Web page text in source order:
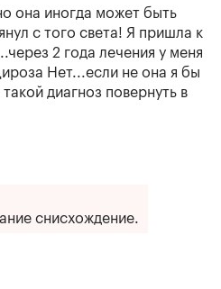
она иногда может быть
с того света! Я пришла к
2 года лечения у меня
Нет...если не она я бы
диагноз повернуть в
снисхождение.